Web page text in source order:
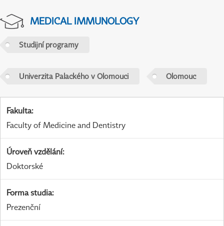
MEDICAL IMMUNOLOGY
Studijní programy
Univerzita Palackého v Olomouci Olomouc
Fakulta:
Faculty of Medicine and Dentistry
Úroveň vzdělání:
Doktorské
Forma studia:
Prezenční